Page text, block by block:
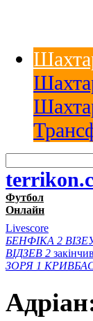
Футбол
Онлайн
Livescore
БЕНФІКА 2
ВІДЗЕВ 2
ЗОРЯ 1